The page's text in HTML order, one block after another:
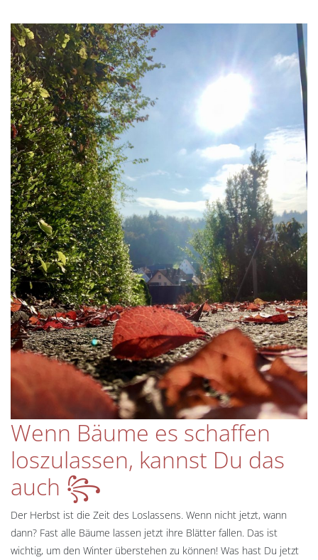
Wenn Bäume es schaffen
loszulassen, kannst Du das
auch ꧂
Der Herbst ist die Zeit des Loslassens. Wenn nicht jetzt, wann
dann? Fast alle Bäume lassen jetzt ihre Blätter fallen. Das ist
wichtig, um den Winter überstehen zu können! Was hast Du jetzt